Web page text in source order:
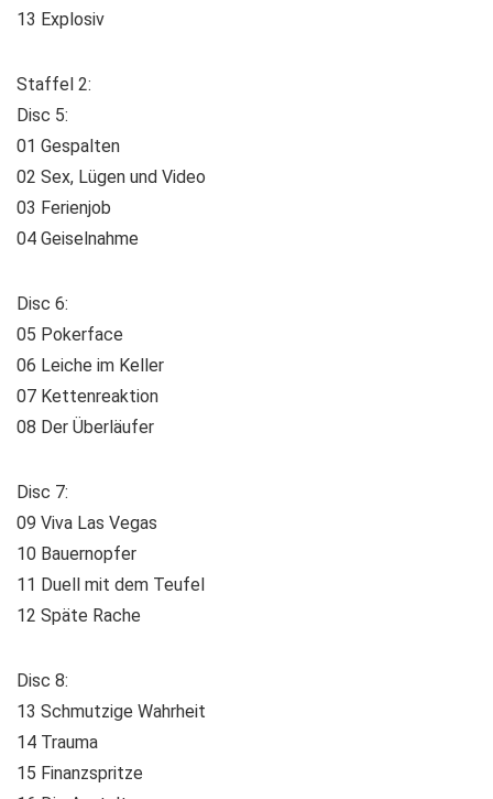
13 Explosiv
Staffel 2:
Disc 5:
01 Gespalten
02 Sex, Lügen und Video
03 Ferienjob
04 Geiselnahme
Disc 6:
05 Pokerface
06 Leiche im Keller
07 Kettenreaktion
08 Der Überläufer
Disc 7:
09 Viva Las Vegas
10 Bauernopfer
11 Duell mit dem Teufel
12 Späte Rache
Disc 8:
13 Schmutzige Wahrheit
14 Trauma
15 Finanzspritze